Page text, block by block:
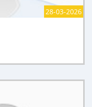
28-03-2026